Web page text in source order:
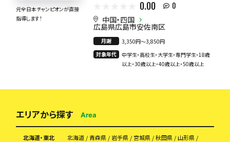
元全日本チャンピオンが直接
指導します！
0.00 0
中国・四国
広島県広島市安佐南区
月謝
3,350円〜3,850円
対象年代
中学生・高校生・大学生・専門学生・18歳
以上・30歳以上・40歳以上・50歳以上
エリアから探す Area
北海道・東北 北海道 青森県 岩手県 宮城県 秋田県
山形県